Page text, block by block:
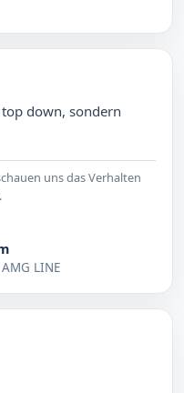
top down, sondern
uns das Verhalten
AMG LINE